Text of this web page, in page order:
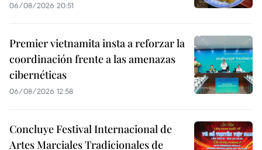
06/08/2026 20:51
Premier vietnamita insta a reforzar la
coordinación frente a las amenazas
cibernéticas
06/08/2026 12:58
Concluye Festival Internacional de
Artes Marciales Tradicionales de